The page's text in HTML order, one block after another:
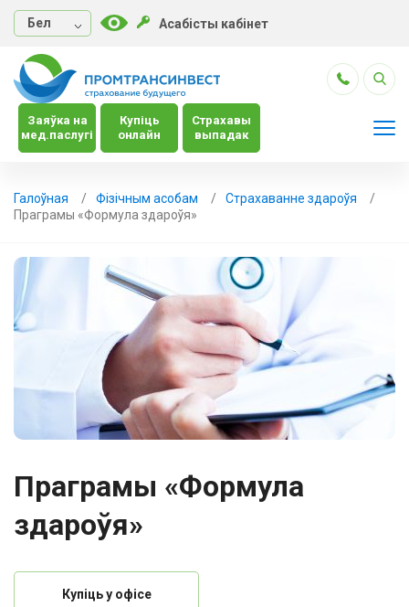
Бел Асабісты кабінет
Заяўка на
мед.паслугі
Купіць
онлайн
Страхавы
выпадак
Галоўная Фізічным асобам
Страхаванне здароўя
Праграмы «Формула здароўя»
Праграмы «Формула
здароўя»
Купіць у офісе